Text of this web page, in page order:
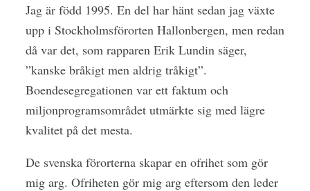
Jag är född 1995. En del har hänt sedan jag växte
upp i Stockholmsförorten Hallonbergen, men redan
då var det, som rapparen Erik Lundin säger,
”kanske bråkigt men aldrig tråkigt”.
Boendesegregationen var ett faktum och
miljonprogramsområdet utmärkte sig med lägre
kvalitet på det mesta.
De svenska förorterna skapar en ofrihet som gör
mig arg. Ofriheten gör mig arg eftersom den leder